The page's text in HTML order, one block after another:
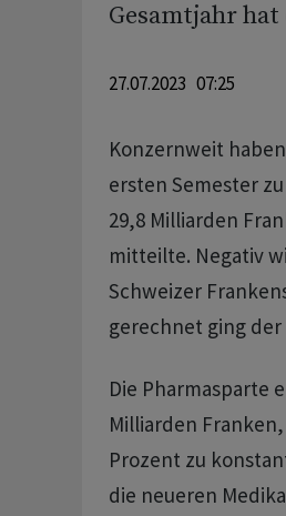
Gesamtjahr
27.07.2023 07:25
Konzernweit
ersten Semester
29,8 Milliarden
mitteilte. Negativ
Schweizer
gerechnet ging
Die Pharmasparte
Milliarden
Prozent zu
die neueren